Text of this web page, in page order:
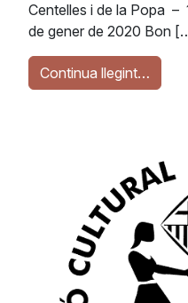
Centelles i de la Popa –
de gener de 2020 Bon
Continua llegint…